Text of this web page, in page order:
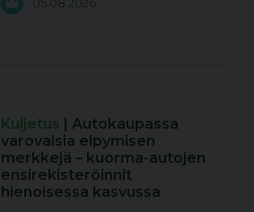
05.08.2026
Kuljetus | Autokaupassa
varovaisia elpymisen
merkkejä – kuorma-autojen
ensirekisteröinnit
hienoisessa kasvussa